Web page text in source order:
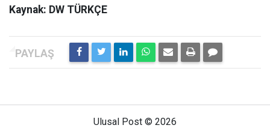
Kaynak: DW TÜRKÇE
Ulusal Post © 2026